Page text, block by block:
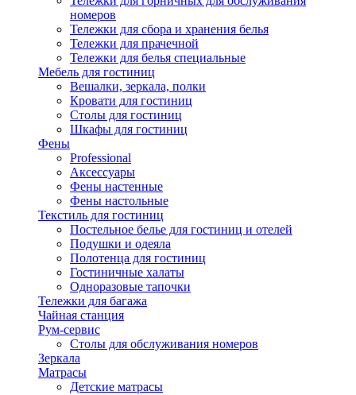
номеров
Тележки для сбора и хранения белья
Тележки для прачечной
Тележки для белья специальные
Мебель для гостиниц
Вешалки, зеркала, полки
Кровати для гостиниц
Столы для гостиниц
Шкафы для гостиниц
Фены
Professional
Аксессуары
Фены настенные
Фены настольные
Текстиль для гостиниц
Постельное белье для гостиниц и отелей
Подушки и одеяла
Полотенца для гостиниц
Гостиничные халаты
Одноразовые тапочки
Тележки для багажа
Чайная станция
Рум-сервис
Столы для обслуживания номеров
Зеркала
Матрасы
Детские матрасы